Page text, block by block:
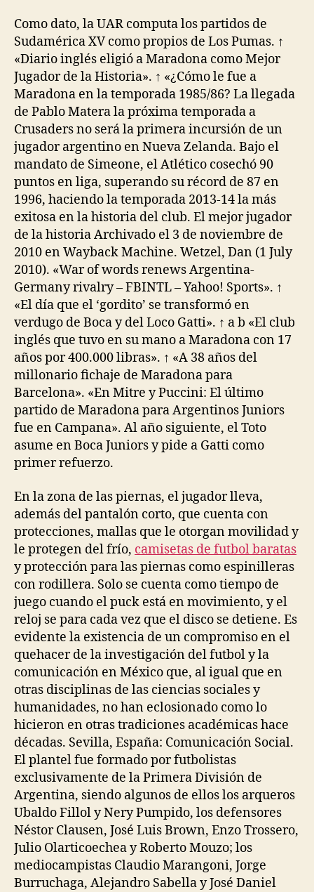
Como dato, la UAR computa los partidos de
Sudamérica XV como propios de Los Pumas. ↑
«Diario inglés eligió a Maradona como Mejor
Jugador de la Historia». ↑ «¿Cómo le fue a
Maradona en la temporada 1985/86? La llegada
de Pablo Matera la próxima temporada a
Crusaders no será la primera incursión de un
jugador argentino en Nueva Zelanda. Bajo el
mandato de Simeone, el Atlético cosechó 90
puntos en liga, superando su récord de 87 en
1996, haciendo la temporada 2013-14 la más
exitosa en la historia del club. El mejor jugador
de la historia Archivado el 3 de noviembre de
2010 en Wayback Machine. Wetzel, Dan (1 July
2010). «War of words renews Argentina-
Germany rivalry – FBINTL – Yahoo! Sports». ↑
«El día que el ‘gordito’ se transformó en
verdugo de Boca y del Loco Gatti». ↑ a b «El club
inglés que tuvo en su mano a Maradona con 17
años por 400.000 libras». ↑ «A 38 años del
millonario fichaje de Maradona para
Barcelona». «En Mitre y Puccini: El último
partido de Maradona para Argentinos Juniors
fue en Campana». Al año siguiente, el Toto
asume en Boca Juniors y pide a Gatti como
primer refuerzo.
En la zona de las piernas, el jugador lleva,
además del pantalón corto, que cuenta con
protecciones, mallas que le otorgan movilidad y
le protegen del frío, camisetas de futbol baratas
y protección para las piernas como espinilleras
con rodillera. Solo se cuenta como tiempo de
juego cuando el puck está en movimiento, y el
reloj se para cada vez que el disco se detiene. Es
evidente la existencia de un compromiso en el
quehacer de la investigación del futbol y la
comunicación en México que, al igual que en
otras disciplinas de las ciencias sociales y
humanidades, no han eclosionado como lo
hicieron en otras tradiciones académicas hace
décadas. Sevilla, España: Comunicación Social.
El plantel fue formado por futbolistas
exclusivamente de la Primera División de
Argentina, siendo algunos de ellos los arqueros
Ubaldo Fillol y Nery Pumpido, los defensores
Néstor Clausen, José Luis Brown, Enzo Trossero,
Julio Olarticoechea y Roberto Mouzo; los
mediocampistas Claudio Marangoni, Jorge
Burruchaga, Alejandro Sabella y José Daniel